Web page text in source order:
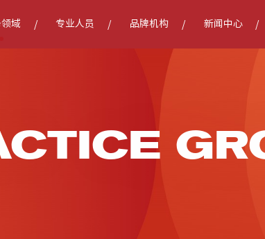
域 专业人员 品牌机构 新闻中心